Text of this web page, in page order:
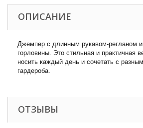
ОПИСАНИЕ
Джемпер с длинным рукавом-регланом
горловины. Это стильная и практичная
носить каждый день и сочетать с
гардероба.
ОТЗЫВЫ